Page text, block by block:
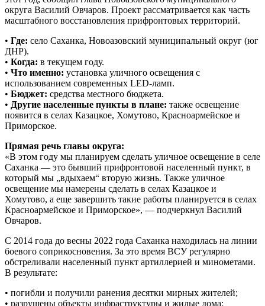
округа Василий Овчаров. Проект рассматривается как часть
масштабного восстановления прифронтовых территорий.
• Где: село Саханка, Новоазовский муниципальный округ (юг
ДНР).
• Когда: в текущем году.
• Что именно: установка уличного освещения с
использованием современных LED-ламп.
• Бюджет: средства местного бюджета.
• Другие населенные пункты в плане: также освещение
появится в селах Казацкое, Хомутово, Красноармейское и
Приморское.
Прямая речь главы округа:
«В этом году мы планируем сделать уличное освещение в селе
Саханка — это бывший прифронтовой населенный пункт, в
который мы „вдыхаем“ вторую жизнь. Также уличное
освещение мы намерены сделать в селах Казацкое и
Хомутово, а еще завершить такие работы планируется в селах
Красноармейское и Приморское», — подчеркнул Василий
Овчаров.
С 2014 года до весны 2022 года Саханка находилась на линии
боевого соприкосновения. За это время ВСУ регулярно
обстреливали населенный пункт артиллерией и минометами.
В результате:
• погибли и получили ранения десятки мирных жителей;
• разрушены объекты инфраструктуры и жилые дома;